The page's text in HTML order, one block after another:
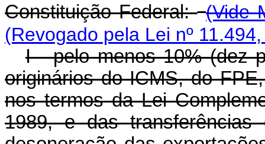
Constituição Federal: (Vide
(Revogado pela Lei nº
I - pelo menos 10% (dez
originários do ICMS, do
nos termos da Lei
1989, e das